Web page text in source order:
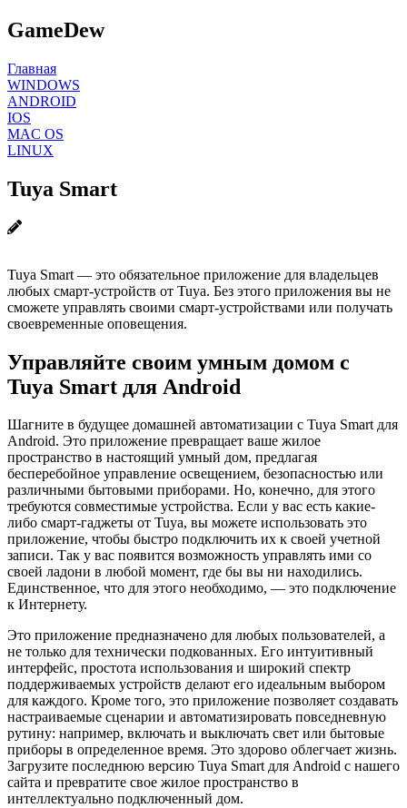
GameDew
Главная
WINDOWS
ANDROID
IOS
MAC OS
LINUX
Tuya Smart
Tuya Smart — это обязательное приложение для владельцев
любых смарт-устройств от Tuya. Без этого приложения вы не
сможете управлять своими смарт-устройствами или получать
своевременные оповещения.
Управляйте своим умным домом с
Tuya Smart для Android
Шагните в будущее домашней автоматизации с Tuya Smart для
Android. Это приложение превращает ваше жилое
пространство в настоящий умный дом, предлагая
бесперебойное управление освещением, безопасностью или
различными бытовыми приборами. Но, конечно, для этого
требуются совместимые устройства. Если у вас есть какие-
либо смарт-гаджеты от Tuya, вы можете использовать это
приложение, чтобы быстро подключить их к своей учетной
записи. Так у вас появится возможность управлять ими со
своей ладони в любой момент, где бы вы ни находились.
Единственное, что для этого необходимо, — это подключение
к Интернету.
Это приложение предназначено для любых пользователей, а
не только для технически подкованных. Его интуитивный
интерфейс, простота использования и широкий спектр
поддерживаемых устройств делают его идеальным выбором
для каждого. Кроме того, это приложение позволяет создавать
настраиваемые сценарии и автоматизировать повседневную
рутину: например, включать и выключать свет или бытовые
приборы в определенное время. Это здорово облегчает жизнь.
Загрузите последнюю версию Tuya Smart для Android с нашего
сайта и превратите свое жилое пространство в
интеллектуально подключенный дом.